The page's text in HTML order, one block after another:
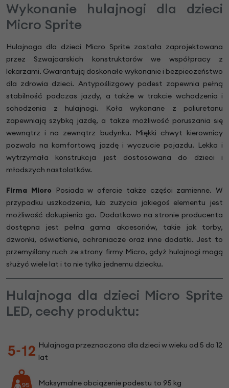
Wykonanie hulajnogi dla dzieci
Micro Sprite
Hulajnoga dla dzieci Micro Sprite została zaprojektowana
przez Szwajcarskich konstruktorów we współpracy z
lekarzami. Gwarantują doskonałe wykonanie i bezpieczeństwo
dla zdrowia dzieci. Antypoślizgowy podest zapewnia pełną
stabilność podczas jazdy, a także w trakcie wchodzenia i
schodzenia z hulajnogi. Koła wykonane z poliuretanu
zapewniają szybką jazdę, a także możliwość poruszania się
wewnątrz i na zewnątrz budynku. Miękki chwyt kierownicy
pozwala na komfortową jazdę i wyczucie pojazdu. Lekka i
wytrzymała konstrukcja jest dostosowana do dzieci i
młodszych nastolatków.
Firma Micro Posiada w ofercie także części zamienne. W
przypadku uszkodzenia, lub zużycia jakiegoś elementu jest
możliwość dokupienia go. Dodatkowo na stronie producenta
dostępna jest pełna gama akcesoriów, takie jak torby,
dzwonki, oświetlenie, ochraniacze oraz inne dodatki. Jest to
przemyślany ruch ze strony firmy Micro, gdyż hulajnogi mogą
służyć wiele lat i to nie tylko jednemu dziecku.
Hulajnoga dla dzieci Micro Sprite
LED, cechy produktu:
Hulajnoga przeznaczona dla dzieci w wieku od 5 do 12
lat
Maksymalne obciążenie podestu to 95 kg